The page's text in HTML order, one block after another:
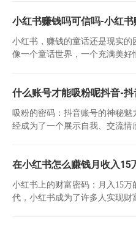
小红书赚钱吗可信吗-小红书
小红书，赚钱的童话还是现实
像一个童话世界，一个充满美好
什么账号才能吸粉呢抖音-
吸粉的密码：抖音账号的神秘
经成为了一个展示自我、交流情
在小红书怎么赚钱月收入15
小红书上的财富密码：月入15
代，小红书成为了许多人实现财